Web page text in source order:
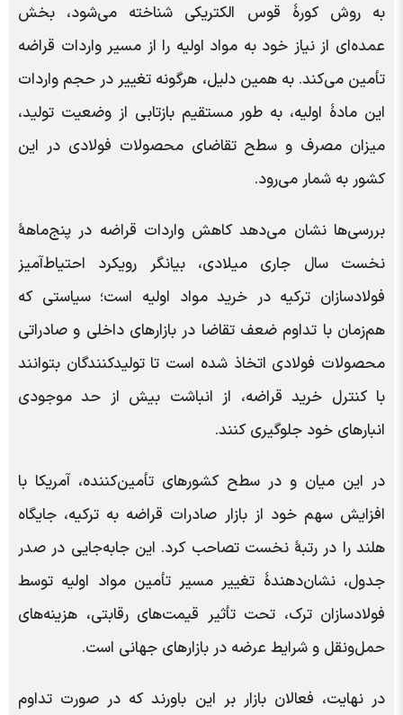
به روش کورۀ قوس الکتریکی شناخته می‌شود، بخش
عمده‌ای از نیاز خود به مواد اولیه را از مسیر واردات قراضه
تأمین می‌کند. به همین دلیل، هرگونه تغییر در حجم واردات
این مادۀ اولیه، به طور مستقیم بازتابی از وضعیت تولید،
میزان مصرف و سطح تقاضای محصولات فولادی در این
کشور به شمار می‌رود.
بررسی‌ها نشان می‌دهد کاهش واردات قراضه در پنج‌ماهۀ
نخست سال جاری میلادی، بیانگر رویکرد احتیاط‌آمیز
فولادسازان ترکیه در خرید مواد اولیه است؛ سیاستی که
هم‌زمان با تداوم ضعف تقاضا در بازارهای داخلی و صادراتی
محصولات فولادی اتخاذ شده است تا تولیدکنندگان بتوانند
با کنترل خرید قراضه، از انباشت بیش از حد موجودی
انبارهای خود جلوگیری کنند.
در این میان و در سطح کشورهای تأمین‌کننده، آمریکا با
افزایش سهم خود از بازار صادرات قراضه به ترکیه، جایگاه
هلند را در رتبۀ نخست تصاحب کرد. این جابه‌جایی در صدر
جدول، نشان‌دهندۀ تغییر مسیر تأمین مواد اولیه توسط
فولادسازان ترک، تحت تأثیر قیمت‌های رقابتی، هزینه‌های
حمل‌ونقل و شرایط عرضه در بازارهای جهانی است.
در نهایت، فعالان بازار بر این باورند که در صورت تداوم